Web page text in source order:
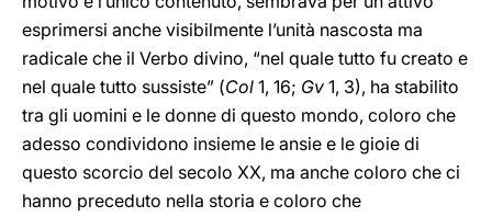
esprimersi anche visibilmente l’unità nascosta ma
radicale che il Verbo divino, “nel quale tutto fu creato e
nel quale tutto sussiste” (Col 1, 16; Gv 1, 3), ha stabilito
tra gli uomini e le donne di questo mondo, coloro che
adesso condividono insieme le ansie e le gioie di
questo scorcio del secolo XX, ma anche coloro che ci
hanno preceduto nella storia e coloro che